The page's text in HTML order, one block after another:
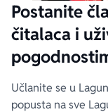
Postanite
čitalaca i
Učlanite se u
popusta na sve